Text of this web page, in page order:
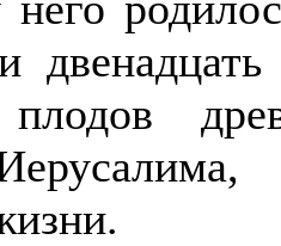
плодов